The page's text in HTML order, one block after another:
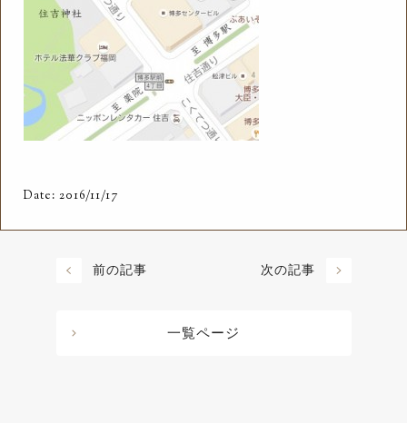
Date: 2016/11/17
前の記事 次の記事
一覧ページ